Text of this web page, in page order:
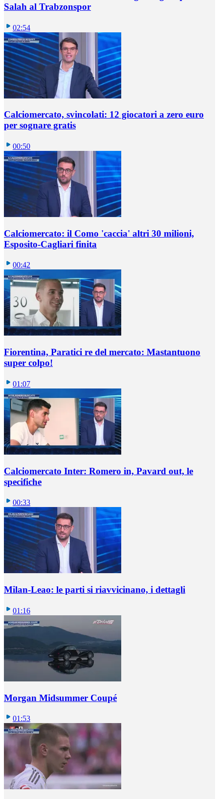
Salah al Trabzonspor
02:54
Calciomercato, svincolati: 12 giocatori a zero euro
per sognare gratis
00:50
Calciomercato: il Como 'caccia' altri 30 milioni,
Esposito-Cagliari finita
00:42
Fiorentina, Paratici re del mercato: Mastantuono
super colpo!
01:07
Calciomercato Inter: Romero in, Pavard out, le
specifiche
00:33
Milan-Leao: le parti si riavvicinano, i dettagli
01:16
Morgan Midsummer Coupé
01:53